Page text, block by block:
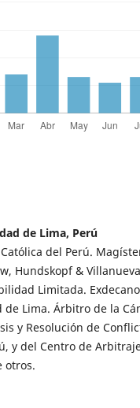
de Lima, Perú
del Perú.
Hundskopf & Villanueva
Limitada.
Lima. Árbitro de la
y Resolución de
y del Centro de
otros.